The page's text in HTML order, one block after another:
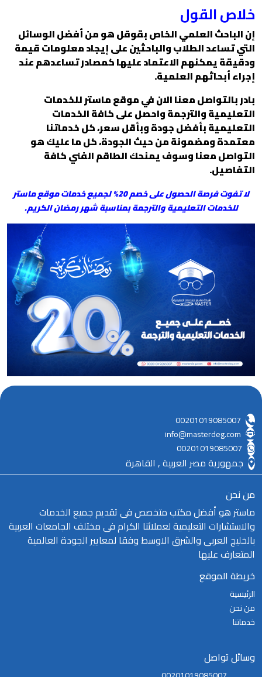
خلاص القول
إن الباحث العلمي الخاص بقوقل هو من أفضل الوسائل
التي تساعد الطلاب والباحثين على إيجاد معلومات قيمة
ودقيقة يمكنهم الاعتماد عليها كمصادر تساعدهم عند
إجراء أبحاثهم العلمية.
بادر بالتواصل معنا الان في موقع ماستر للخدمات
التعليمية والترجمة واحصل على كافة الخدمات
التعليمية بأفضل جودة وبأقل سعر، كل خدماتنا
معتمدة ومضمونة من حيث الجودة، كل ما عليك هو
التواصل معنا وسوف يمنحك الطاقم الفني كافة
التفاصيل.
لا تفوت فرصة الحصول على خصم 20% لجميع خدمات موقع ماستر
للخدمات التعليمية والترجمة بمناسبة شهر رمضان الكريم.
00201019085007
info@masterdeg.com
00201019085007
جمهورية مصر العربية , القاهرة
من نحن
ماستر هو أفضل مكتب متخصص فى تقديم جميع الخدمات
والاستشارات التعليمية لعملائنا الكرام فى مختلف الجامعات العربية
بالخليج العربى والشرق الاوسط وفقا لمعايير الجودة العالمية
المتعارف عليها
خريطة الموقع
الرئيسية
من نحن
خدماتنا
وسائل تواصل